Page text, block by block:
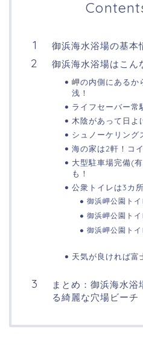
御浜海水浴場の基本
御浜海水浴場はこん
岬の内側にあるか
浅！
ライフセーバー常
木陰があって日よ
シュノーケリング
海の家は2軒！コ
大型駐車場完備(
も！
公衆トイレは3カ
御浜岬公園トイ
御浜岬公園トイ
御浜岬公園トイ
天気が良ければ富
まとめ：御浜海水
る綺麗な穴場ビーチ